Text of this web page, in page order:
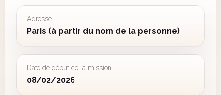
Adresse
Paris (à partir du nom de la personne)
Date de début de la mission
08/02/2026